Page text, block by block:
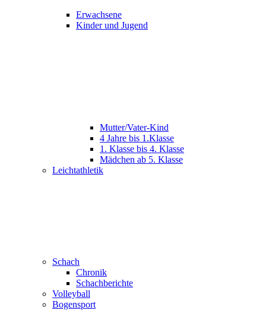
Erwachsene
Kinder und Jugend
Mutter/Vater-Kind
4 Jahre bis 1.Klasse
1. Klasse bis 4. Klasse
Mädchen ab 5. Klasse
Leichtathletik
Schach
Chronik
Schachberichte
Volleyball
Bogensport